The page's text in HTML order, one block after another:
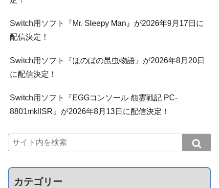
Switch用ソフト『Mr. Sleepy Man』が2026年9月17日に
配信決定！
Switch用ソフト『ほのぼの昆虫物語』が2026年8月20日
に配信決定！
Switch用ソフト『EGGコンソール 怨霊戦記 PC-
8801mkIISR』が2026年8月13日に配信決定！
カテゴリー